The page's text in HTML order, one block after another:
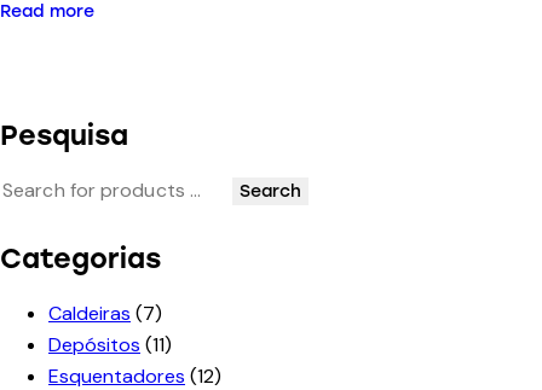
Read more
Pesquisa
Search
Categorias
Caldeiras (7)
Depósitos (11)
Esquentadores (12)